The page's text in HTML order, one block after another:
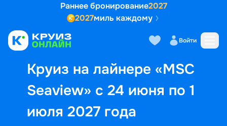
Раннее бронирование2027
2027миль каждому
Войти
Круиз на лайнере «MSC
Seaview» с 24 июня по 1
июля 2027 года
Выбор кают Маршрут и